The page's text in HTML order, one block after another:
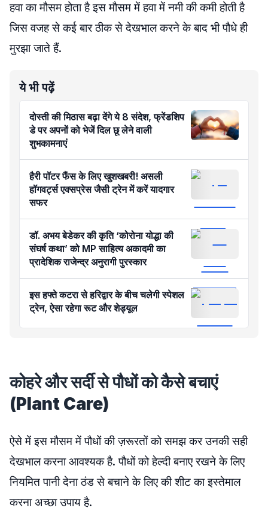
हवा का मौसम होता है इस मौसम में हवा में नमी की कमी होती है
जिस वजह से कई बार ठीक से देखभाल करने के बाद भी पौधे ही
मुरझा जाते हैं.
ये भी पढ़ें
दोस्ती की मिठास बढ़ा देंगे ये 8 संदेश, फ्रेंडशिप
डे पर अपनों को भेजें दिल छू लेने वाली
शुभकामनाएं
हैरी पॉटर फैंस के लिए खुशखबरी! असली
हॉगवर्ट्स एक्सप्रेस जैसी ट्रेन में करें यादगार
सफर
डॉ. अभय बेडेकर की कृति ‘कोरोना योद्धा की
संघर्ष कथा’ को MP साहित्य अकादमी का
प्रादेशिक राजेन्द्र अनुरागी पुरस्कार
इस हफ्ते कटरा से हरिद्वार के बीच चलेगी स्पेशल
ट्रेन, ऐसा रहेगा रूट और शेड्यूल
कोहरे और सर्दी से पौधों को कैसे बचाएं
(Plant Care)
ऐसे में इस मौसम में पौधों की ज़रूरतों को समझ कर उनकी सही
देखभाल करना आवश्यक है. पौधों को हेल्दी बनाए रखने के लिए
नियमित पानी देना ठंड से बचाने के लिए की शीट का इस्तेमाल
करना अच्छा उपाय है.